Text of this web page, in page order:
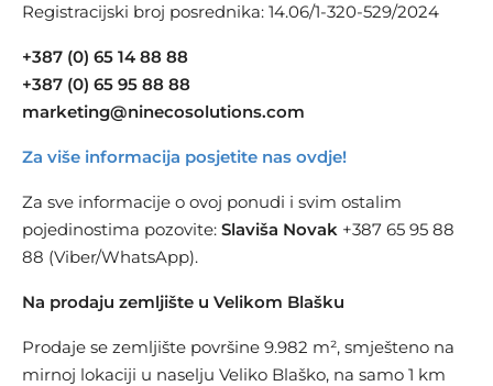
Registracijski broj posrednika: 14.06/1-320-529/2024
+387 (0) 65 14 88 88
+387 (0) 65 95 88 88
marketing@ninecosolutions.com
Za više informacija posjetite nas ovdje!
Za sve informacije o ovoj ponudi i svim ostalim
pojedinostima pozovite: Slaviša Novak +387 65 95 88
88 (Viber/WhatsApp).
Na prodaju zemljište u Velikom Blašku
Prodaje se zemljište površine 9.982 m², smješteno na
mirnoj lokaciji u naselju Veliko Blaško, na samo 1 km